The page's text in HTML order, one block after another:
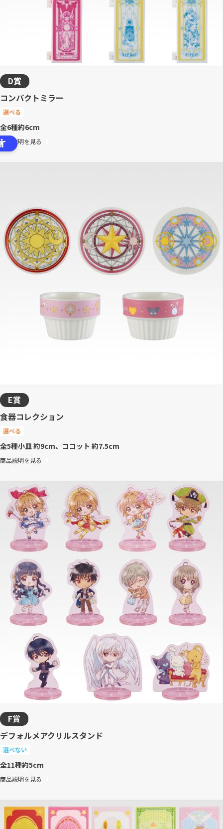
D賞
コンパクトミラー
選べる
全6種約6cm
商品説明を見る
E賞
食器コレクション
選べる
全5種小皿 約9cm、ココット 約7.5cm
商品説明を見る
F賞
デフォルメアクリルスタンド
選べない
全11種約5cm
商品説明を見る